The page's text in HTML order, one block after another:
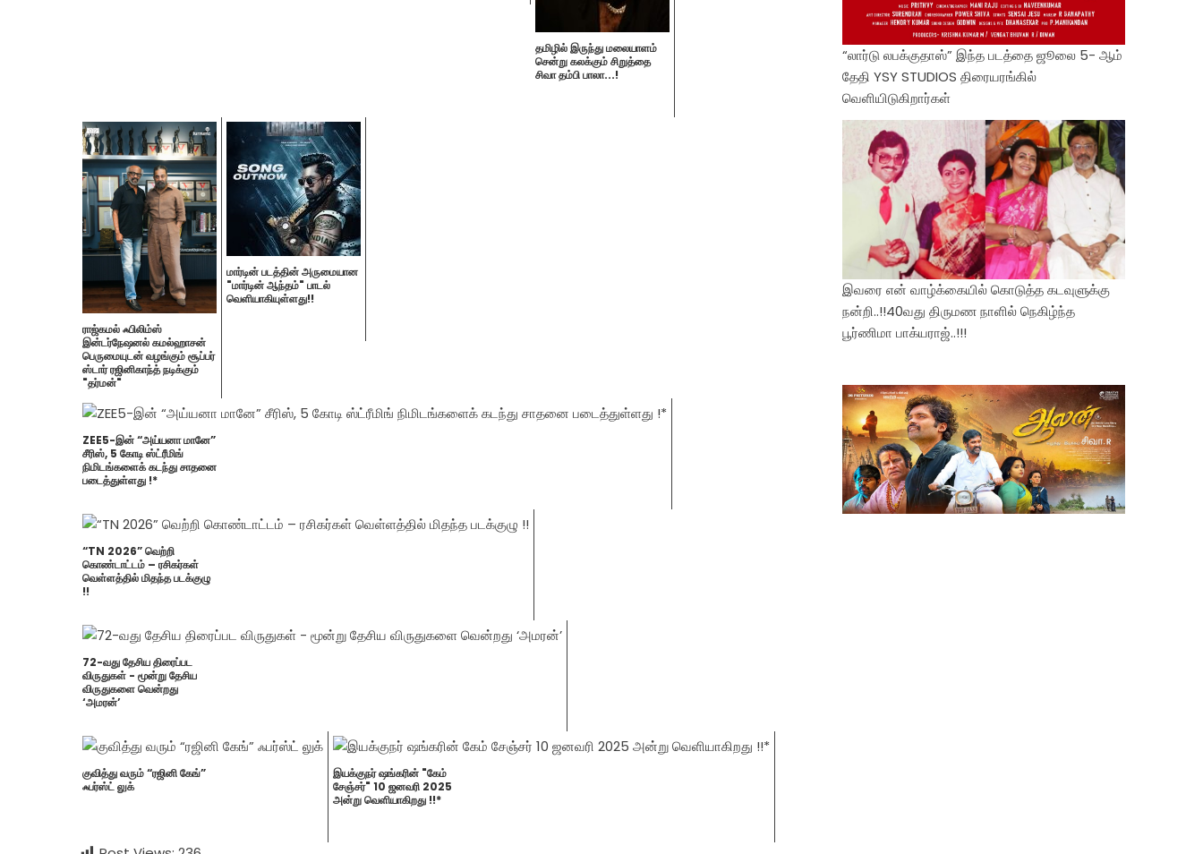
தமிழில் இருந்து மலையாளம்
சென்று கலக்கும் சிறுத்தை
சிவா தம்பி பாலா...!
ராஜ்கமல் ஃபிலிம்ஸ்
இன்டர்நேஷனல் கமல்ஹாசன்
பெருமையுடன் வழங்கும் சூப்பர்
ஸ்டார் ரஜினிகாந்த் நடிக்கும்
"தர்மன்"
மார்டின் படத்தின் அருமையான
"மார்டின் ஆந்தம்" பாடல்
வெளியாகியுள்ளது!!
ZEE5-இன் “அய்யனா மானே”
சீரிஸ், 5 கோடி ஸ்ட்ரீமிங்
நிமிடங்களைக் கடந்து சாதனை
படைத்துள்ளது !*
“TN 2026” வெற்றி
கொண்டாட்டம் – ரசிகர்கள்
வெள்ளத்தில் மிதந்த படக்குழு
!!
72-வது தேசிய திரைப்பட
விருதுகள் - மூன்று தேசிய
விருதுகளை வென்றது
‘அமரன்’
குவித்து வரும் “ரஜினி கேங்”
ஃபர்ஸ்ட் லுக்
இயக்குநர் ஷங்கரின் "கேம்
சேஞ்சர்" 10 ஜனவரி 2025
அன்று வெளியாகிறது !!*
“லார்டு லபக்குதாஸ்” இந்த படத்தை ஜூலை 5- ஆம்
தேதி YSY STUDIOS திரையரங்கில்
வெளியிடுகிறார்கள்
இவரை என் வாழ்க்கையில் கொடுத்த கடவுளுக்கு
நன்றி..!!40வது திருமண நாளில் நெகிழ்ந்த
பூர்ணிமா பாக்யராஜ்..!!!